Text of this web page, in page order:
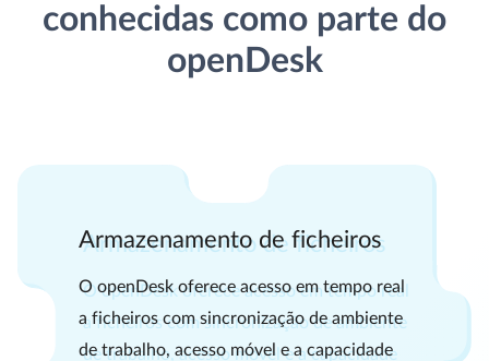
conhecidas como parte do
openDesk
Armazenamento de ficheiros
O openDesk oferece acesso em tempo real
a ficheiros com sincronização de ambiente
de trabalho, acesso móvel e a capacidade